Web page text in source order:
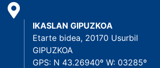
IKASLAN GIPUZKOA
Etarte bidea, 20170 Usurbil
GIPUZKOA
GPS: N 43.26940º W: 03285º